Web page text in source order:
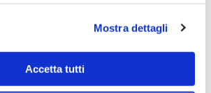
Mostra dettagli
Accetta tutti